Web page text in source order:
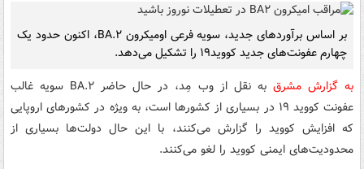
بر اساس برآوردهای جدید، سویه فرعی اومیکرون BA.۲، اکنون حدود یک
چهارم عفونت‌های جدید کووید۱۹ را تشکیل می‌دهد.
به گزارش مشرق
به نقل از وب مِد، در حال حاضر BA.۲ سویه غالب
عفونت کووید ۱۹ در بسیاری از کشورها است، به ویژه در کشورهای اروپایی
که افزایش کووید را گزارش می‌کنند، با این حال دولت‌ها بسیاری از
محدودیت‌های ایمنی کووید را لغو می‌کنند.